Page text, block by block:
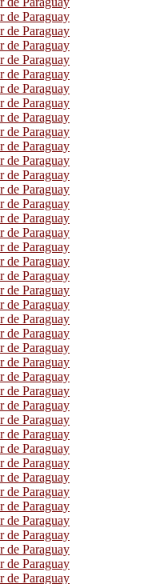
de Paraguay
de Paraguay
de Paraguay
de Paraguay
de Paraguay
de Paraguay
de Paraguay
de Paraguay
de Paraguay
de Paraguay
de Paraguay
de Paraguay
de Paraguay
de Paraguay
de Paraguay
de Paraguay
de Paraguay
de Paraguay
de Paraguay
de Paraguay
de Paraguay
de Paraguay
de Paraguay
de Paraguay
de Paraguay
de Paraguay
de Paraguay
de Paraguay
de Paraguay
de Paraguay
de Paraguay
de Paraguay
de Paraguay
de Paraguay
de Paraguay
de Paraguay
de Paraguay
de Paraguay
de Paraguay
de Paraguay